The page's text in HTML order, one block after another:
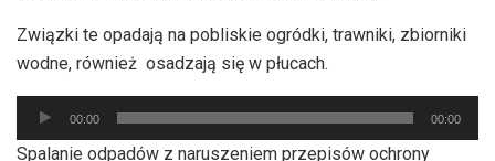
Związki te opadają na pobliskie ogródki, trawniki, zbiorniki
wodne, również osadzają się w płucach.
Odtwarzacz
plików
00:00 00:00
Spalanie odpadów z naruszeniem przepisów ochrony